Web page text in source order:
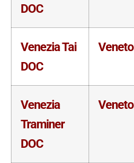
DOC
Venezia Tai
DOC
Veneto
Venezia
Traminer
DOC
Veneto